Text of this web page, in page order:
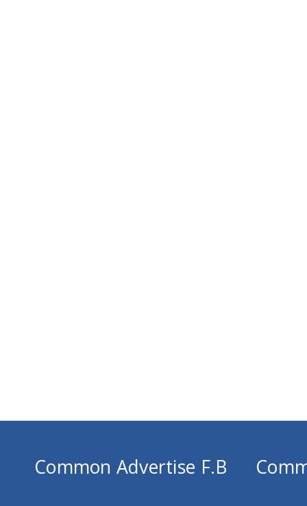
Common Advertise F.B